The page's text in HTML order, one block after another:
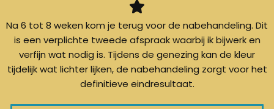
Na 6 tot 8 weken kom je terug voor de nabehandeling. Dit
is een verplichte tweede afspraak waarbij ik bijwerk en
verfijn wat nodig is. Tijdens de genezing kan de kleur
tijdelijk wat lichter lijken, de nabehandeling zorgt voor het
definitieve eindresultaat.